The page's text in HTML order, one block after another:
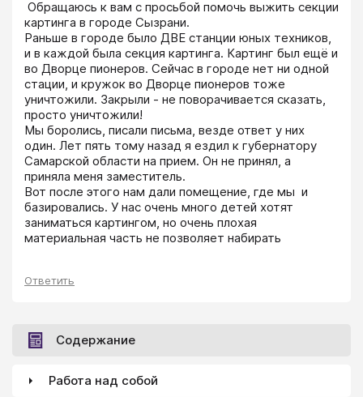
картинга в городе Сызрани.
Раньше в городе было ДВЕ станции юных техников,
и в каждой была секция картинга. Картинг был ещё и
во Дворце пионеров. Сейчас в городе нет ни одной
стации, и кружок во Дворце пионеров тоже
уничтожили. Закрыли - не поворачивается сказать,
просто уничтожили!
Мы боролись, писали письма, везде ответ у них
один. Лет пять тому назад я ездил к губернатору
Самарской области на прием. Он не принял, а
приняла меня заместитель.
Вот после этого нам дали помещение, где мы  и
базировались. У нас очень много детей хотят
заниматься картингом, но очень плохая
материальная часть не позволяет набирать
Ответить
Содержание
Работа над собой